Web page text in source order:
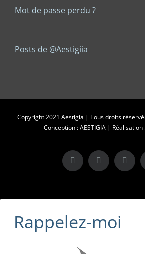
Mot de passe perdu ?
Posts de @Aestigiia_
Copyright 2021 Aestigia | Tous droits
Conception : AESTIGIA | Réalisation
X LinkedIn
Rappelez-moi